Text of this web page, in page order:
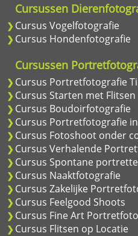
Cursussen
Cursus Vogelfotografie
Cursus Hondenfotografie
Cursussen
Cursus Portretfotografie
Cursus Starten met Flitsen
Cursus Boudoirfotografie
Cursus Portretfotografie
Cursus Fotoshoot onder
Cursus Verhalende
Cursus Spontane
Cursus Naaktfotografie
Cursus Zakelijke
Cursus Feelgood Shoots
Cursus Fine Art
Cursus Flitsen op Locatie